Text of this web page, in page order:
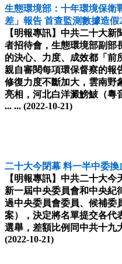
生態環境部：十年環境保衛
差」報告 首查監測數據造假
【明報專訊】中共二十大
者招待會，生態環境部副部
的決心、力度、成效都「前
親自審閱每項環保督察的報
修復力度不斷加大，雲南野
亮相，河北白洋澱鰟鮍（粵
... ... (2022-10-21)
二十大今閉幕 料一半中委換
【明報專訊】中共二十大
新一屆中央委員會和中央紀
過中央委員會委員、候補委
案），決定將名單提交各代
選舉，差額比例同中共十九
(2022-10-21)